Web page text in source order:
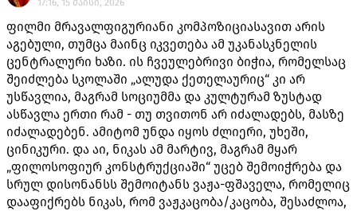
17:16, 15 მაისი, 2026
ფილმი მრავალფიგურიანი კომპოზიციასავით არის
აგებული, თუმცა მაინც იკვეთება ამ უკანასკნელის
ცენტრალური ხაზი. ის ჩვეულებრივი ბიჭია, რომელსაც
შეიძლება სკოლაში „ალუდა ქეთელაურიც“ კი არ
უსწავლია, მაგრამ სოციუმმა და კულტურამ ზუსტად
ასწავლა ერთი რამ - თუ თვითონ არ იძალადებს, მასზე
იძალადებენ. ამიტომ უნდა იყოს ძლიერი, უხეში,
ცინიკური. და აი, ნიკას ამ მარტივ, მაგრამ მყარ
„ფილოსოფიურ კონსტრუქციაში“ უცებ შემოიჭრება და
სრულ დისონანსს შემოიტანს ვაჟა-ფშაველა, რომელიც
დააფიქრებს ნიკას, რომ ვაჟკაცობა/კაცობა, შესაძლოა,